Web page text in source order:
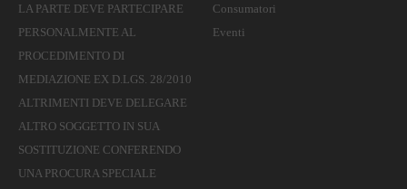
LA PARTE DEVE PARTECIPARE
PERSONALMENTE AL
PROCEDIMENTO DI
MEDIAZIONE EX D.LGS. 28/2010
ALTRIMENTI DEVE DELEGARE
ALTRO SOGGETTO IN SUA
SOSTITUZIONE CONFERENDO
UNA PROCURA SPECIALE
Consumatori
Eventi